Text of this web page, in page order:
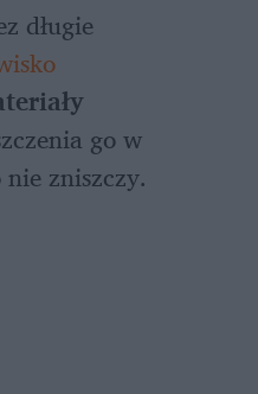
długie
go w
zniszczy.